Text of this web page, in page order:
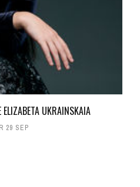
ELIZABETA UKRAINSKAIA
29 SEP